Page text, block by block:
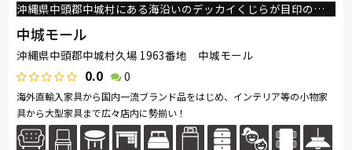
沖縄県中頭郡中城村にある海沿いのデッカイくじらが目印の建物が 沖縄の家具屋 中城モールです。
中城モール
沖縄県中頭郡中城村久場 1963番地 中城モール
0.0 0
海外直輸入家具から国内一流ブランド品をはじめ、インテリア等の小物家
具から大型家具まで広々店内に勢揃い！